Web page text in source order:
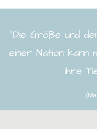
“Die Größe und
einer Nation kann
ihre